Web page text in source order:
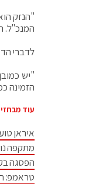
"הנזק
המנכ"ל.
לדברי
"יש
הזמינה
עוד
איראן
מתקפה
הפסגה
טראמפ: